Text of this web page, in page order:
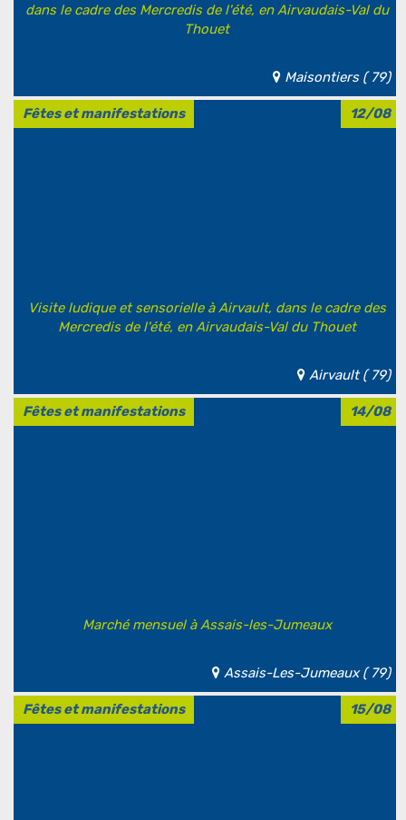
dans le cadre des Mercredis de l'été, en Airvaudais-Val du
Thouet
Maisontiers ( 79)
12/08
Fêtes et manifestations
Visite ludique et sensorielle à Airvault, dans le cadre des
Mercredis de l'été, en Airvaudais-Val du Thouet
Airvault ( 79)
14/08
Fêtes et manifestations
Marché mensuel à Assais-les-Jumeaux
Assais-Les-Jumeaux ( 79)
15/08
Fêtes et manifestations